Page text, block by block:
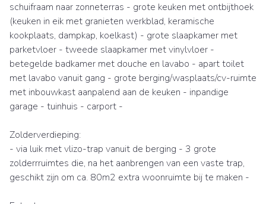
schuifraam naar zonneterras - grote keuken met ontbijthoek
(keuken in eik met granieten werkblad, keramische
kookplaats, dampkap, koelkast) - grote slaapkamer met
parketvloer - tweede slaapkamer met vinylvloer -
betegelde badkamer met douche en lavabo - apart toilet
met lavabo vanuit gang - grote berging/wasplaats/cv-ruimte
met inbouwkast aanpalend aan de keuken - inpandige
garage - tuinhuis - carport -
Zolderverdieping:
- via luik met vlizo-trap vanuit de berging - 3 grote
zolderrruimtes die, na het aanbrengen van een vaste trap,
geschikt zijn om ca. 80m2 extra woonruimte bij te maken -